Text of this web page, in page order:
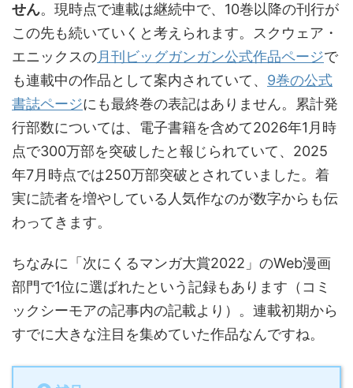
せん。現時点で連載は継続中で、10巻以降の刊行が
この先も続いていくと考えられます。スクウェア・
エニックスの月刊ビッグガンガン公式作品ページで
も連載中の作品として案内されていて、 9巻の公式
書誌ページにも最終巻の表記はありません。累計発
行部数については、電子書籍を含めて2026年1月時
点で300万部を突破したと報じられていて、2025
年7月時点では250万部突破とされていました。着
実に読者を増やしている人気作なのが数字からも伝
わってきます。
ちなみに「次にくるマンガ大賞2022」のWeb漫画
部門で1位に選ばれたという記録もあります（コミ
ックシーモアの記事内の記載より）。連載初期から
すでに大きな注目を集めていた作品なんですね。